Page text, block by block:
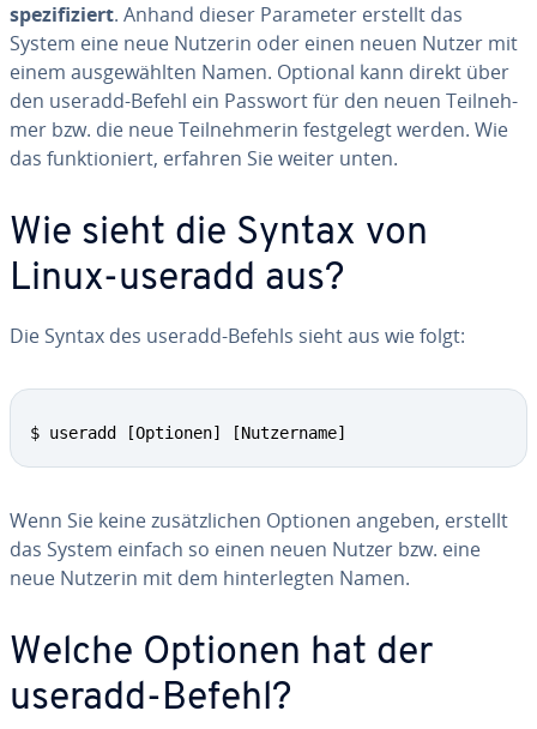
spe­zi­fi­ziert. Anhand dieser Parameter erstellt das
System eine neue Nutzerin oder einen neuen Nutzer mit
einem aus­ge­wähl­ten Namen. Optional kann direkt über
den useradd-Befehl ein Passwort für den neuen Teil­neh­
mer bzw. die neue Teil­neh­me­rin fest­ge­legt werden. Wie
das funk­tio­niert, erfahren Sie weiter unten.
Wie sieht die Syntax von
Linux-useradd aus?
Die Syntax des useradd-Befehls sieht aus wie folgt:
$ useradd [Optionen] [Nutzername]
Wenn Sie keine zu­sätz­li­chen Optionen angeben, erstellt
das System einfach so einen neuen Nutzer bzw. eine
neue Nutzerin mit dem hin­ter­leg­ten Namen.
Welche Optionen hat der
useradd-Befehl?